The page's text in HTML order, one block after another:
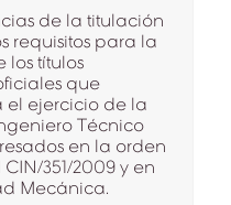
de la titulación
requisitos para la
los títulos
que
el ejercicio de la
Técnico
en la orden
351/2009 y en
Mecánica.